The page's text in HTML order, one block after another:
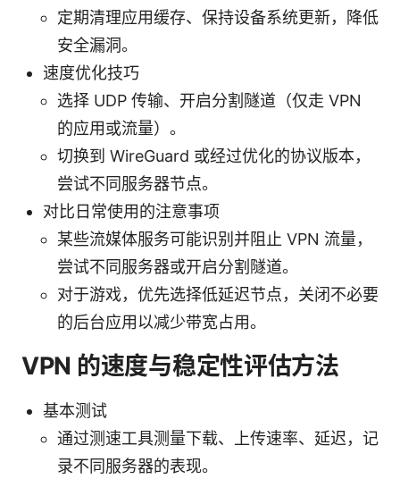
定期清理应用缓存、保持设备系统更新，降低
安全漏洞。
速度优化技巧
选择 UDP 传输、开启分割隧道（仅走 VPN
的应用或流量）。
切换到 WireGuard 或经过优化的协议版本，
尝试不同服务器节点。
对比日常使用的注意事项
某些流媒体服务可能识别并阻止 VPN 流量，
尝试不同服务器或开启分割隧道。
对于游戏，优先选择低延迟节点，关闭不必要
的后台应用以减少带宽占用。
VPN 的速度与稳定性评估方法
基本测试
通过测速工具测量下载、上传速率、延迟，记
录不同服务器的表现。